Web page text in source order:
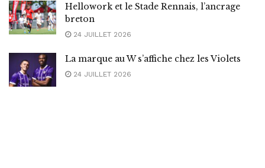
Hellowork et le Stade Rennais, l’ancrage
breton
24 JUILLET 2026
La marque au W s’affiche chez les Violets
24 JUILLET 2026